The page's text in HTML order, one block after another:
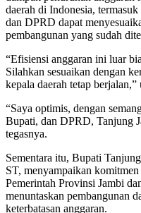
daerah di Indonesia,
dan DPRD dapat
pembangunan yang sudah
“Efisiensi anggaran ini luar
Silahkan sesuaikan dengan
kepala daerah tetap
“Saya optimis, dengan
Bupati, dan DPRD, Tanjung
tegasnya.
Sementara itu, Bupati
ST, menyampaikan
Pemerintah Provinsi Jambi
menuntaskan pembangunan
keterbatasan anggaran.